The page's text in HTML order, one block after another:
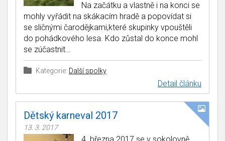
Na začátku a vlastně i na konci se
mohly vyřádit na skákacím hradě a popovídat si
se sličnými čarodějkami,které skupinky vpouštěli
do pohádkového lesa. Kdo zůstal do konce mohl
se zúčastnit…
Kategorie: Další spolky
Detail článku
Dětský karneval 2017
13. 3. 2017